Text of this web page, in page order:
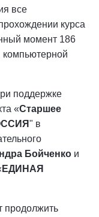
все
курса
момент 186
поддержке
«Старшее
" в
Бойченко и
ЕДИНАЯ
продолжить